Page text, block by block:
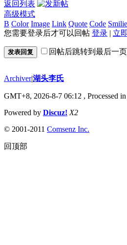
返回列表
高级模式
B Color Image Link Quote Code
您需要登录后才可以回帖 登录 | 立
发表回复 回帖后跳转到最后一页
Archiver|湖头李氏
GMT+8, 2026-8-7 06:12 , Processed
Powered by Discuz! X2
© 2001-2011 Comsenz Inc.
回顶部